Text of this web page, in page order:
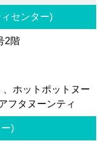
センター)
2階
、ホットポットヌー
フタヌーンティ
)